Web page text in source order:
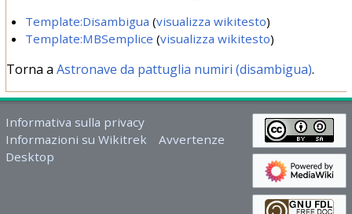
Template:Disambigua (visualizza wikitesto)
Template:MBSemplice (visualizza wikitesto)
Torna a Astronave da pattuglia numiri (disambigua).
Informativa sulla privacy
Informazioni su Wikitrek
Avvertenze
Desktop